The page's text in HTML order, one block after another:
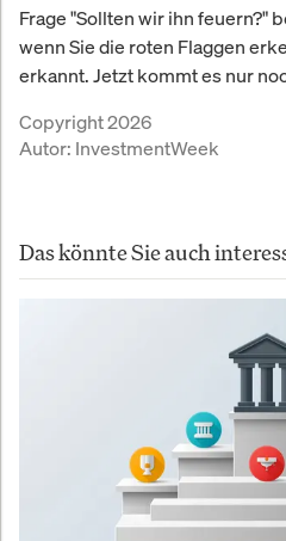
Frage "Sollten wir ihn feuern?"
wenn Sie die roten Flaggen
erkannt. Jetzt kommt es nur
Copyright 2026
Autor: InvestmentWeek
Das könnte Sie auch